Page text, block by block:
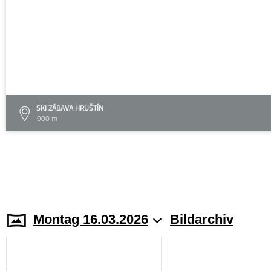
SKI ZÁBAVA HRUŠTÍN
900 m
Montag 16.03.2026 Bildarchiv